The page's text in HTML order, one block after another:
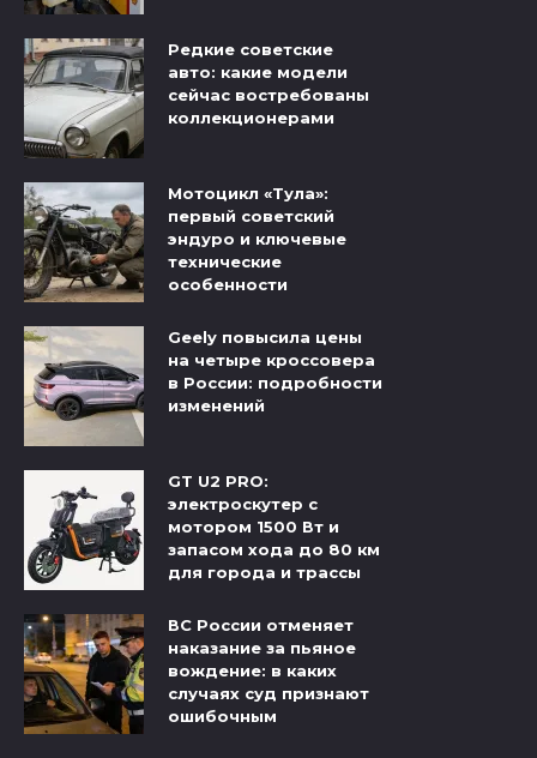
Редкие советские
авто: какие модели
сейчас востребованы
коллекционерами
Мотоцикл «Тула»:
первый советский
эндуро и ключевые
технические
особенности
Geely повысила цены
на четыре кроссовера
в России: подробности
изменений
GT U2 PRO:
электроскутер с
мотором 1500 Вт и
запасом хода до 80 км
для города и трассы
ВС России отменяет
наказание за пьяное
вождение: в каких
случаях суд признают
ошибочным